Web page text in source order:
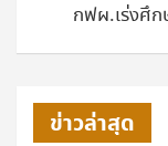
กฟผ.เร่งศึก
ข่าวล่าสุด